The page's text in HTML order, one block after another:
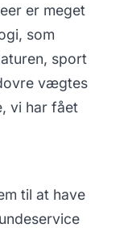
er meget
som
sport
vægtes
vi har fået
til at have